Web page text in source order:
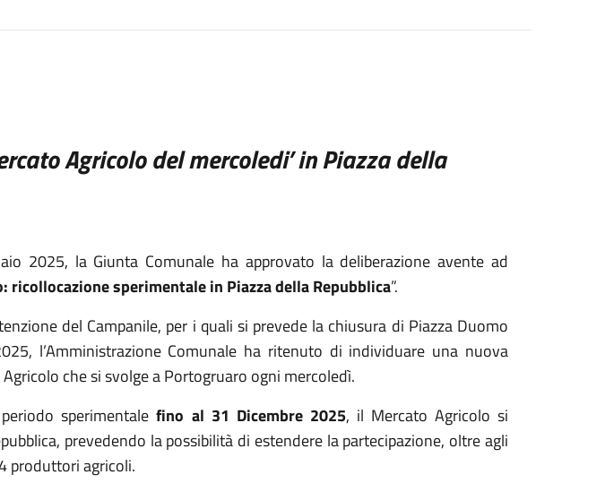
Agricolo del mercoledi’ in Piazza della
2025, la Giunta Comunale ha approvato la deliberazione avente ad
ricollocazione sperimentale in Piazza della Repubblica”.
del Campanile, per i quali si prevede la chiusura di Piazza Duomo
l’Amministrazione Comunale ha ritenuto di individuare una nuova
che si svolge a Portogruaro ogni mercoledì.
sperimentalefino al 31 Dicembre 2025, il Mercato Agricolo si
prevedendo la possibilità di estendere la partecipazione, oltre agli
produttori agricoli.